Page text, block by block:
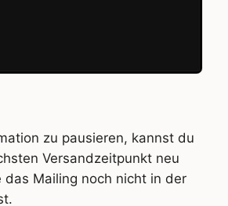
zu pausieren, kannst du
Versandzeitpunkt neu
das Mailing noch nicht in der